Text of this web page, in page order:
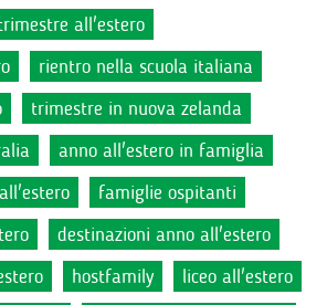
all'estero
rientro nella scuola italiana
trimestre in nuova zelanda
anno all'estero in famiglia
famiglie ospitanti
destinazioni anno all'estero
hostfamily
liceo all'estero